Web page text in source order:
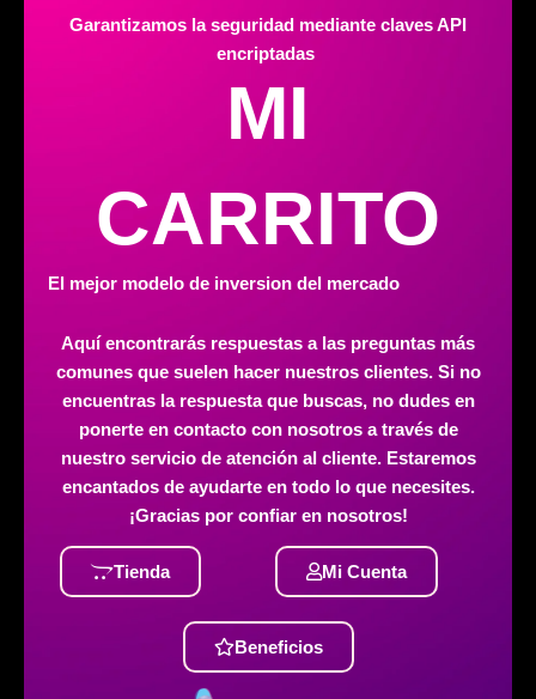
Garantizamos la seguridad mediante claves API
encriptadas
MI
CARRITO
El mejor modelo de inversion del mercado
Aquí encontrarás respuestas a las preguntas más
comunes que suelen hacer nuestros clientes. Si no
encuentras la respuesta que buscas, no dudes en
ponerte en contacto con nosotros a través de
nuestro servicio de atención al cliente. Estaremos
encantados de ayudarte en todo lo que necesites.
¡Gracias por confiar en nosotros!
Tienda Mi Cuenta
Beneficios